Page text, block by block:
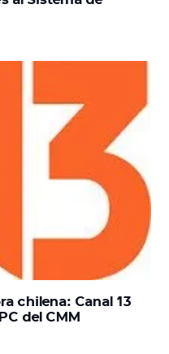
chilena: Canal 13
del CMM